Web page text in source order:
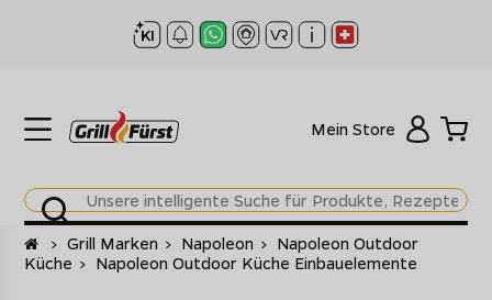
Mein Store
Startseite
> Grill Marken > Napoleon > Napoleon Outdoor
Küche > Napoleon Outdoor Küche Einbauelemente